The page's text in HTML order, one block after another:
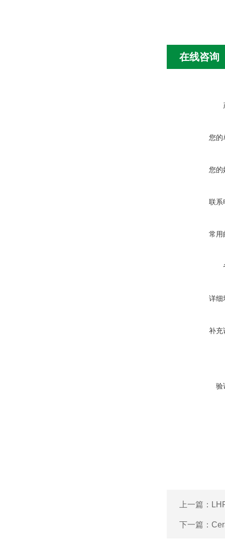
在线咨询
您的
您的
联系
常用
详细
补充
验
上一篇：
下一篇：